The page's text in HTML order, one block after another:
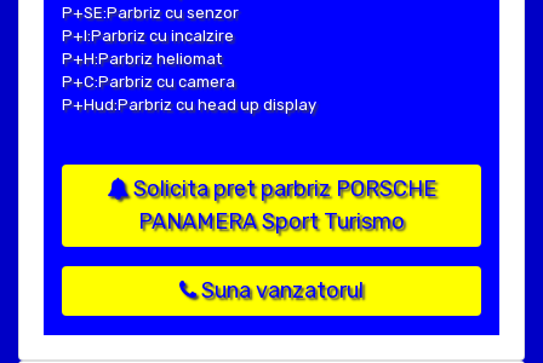
P+SE:Parbriz cu senzor
P+I:Parbriz cu incalzire
P+H:Parbriz heliomat
P+C:Parbriz cu camera
P+Hud:Parbriz cu head up display
Solicita pret parbriz PORSCHE
PANAMERA Sport Turismo
Suna vanzatorul